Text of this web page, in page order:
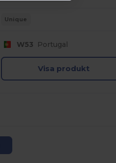
Unique
W53 Portugal
Visa produkt